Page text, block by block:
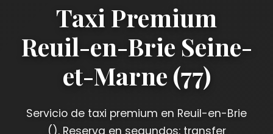
Taxi Premium
Reuil-en-Brie Seine-
et-Marne (77)
Servicio de taxi premium en Reuil-en-Brie
(). Reserva en segundos: transfer